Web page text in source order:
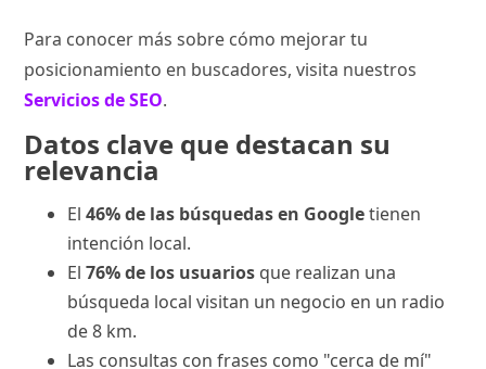
Para conocer más sobre cómo mejorar tu
posicionamiento en buscadores, visita nuestros
Servicios de SEO.
Datos clave que destacan su
relevancia
El46% de las búsquedas en Googletienen
intención local.
El76% de los usuarios que realizan una
búsqueda local visitan un negocio en un radio
de 8 km.
Las consultas con frases como "cerca de mí"